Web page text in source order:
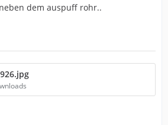
dem auspuff rohr..